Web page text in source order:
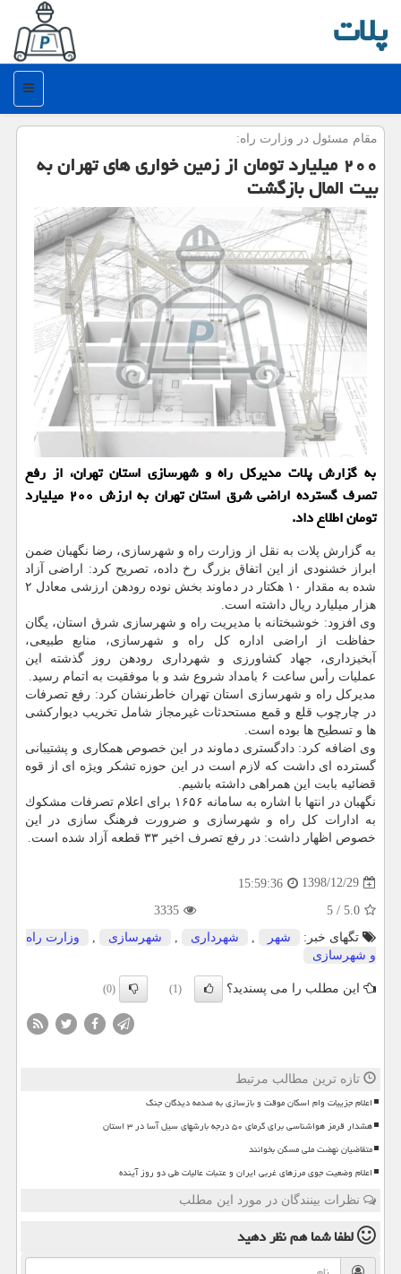
پلات
منو
مقام مسئول در وزارت راه:
۲۰۰ میلیارد تومان از زمین خواری های تهران به
بیت المال بازگشت
به گزارش پلات مدیركل راه و شهرسازی استان تهران، از رفع
تصرف گسترده اراضی شرق استان تهران به ارزش ۲۰۰ میلیارد
تومان اطلاع داد.
به گزارش پلات به نقل از وزارت راه و شهرسازی، رضا نگهبان ضمن
ابراز خشنودی از این اتفاق بزرگ رخ داده، تصریح كرد: اراضی آزاد
شده به مقدار ۱۰ هكتار در دماوند بخش نوده رودهن ارزشی معادل ۲
هزار میلیارد ریال داشته است.
وی افزود: خوشبختانه با مدیریت راه و شهرسازی شرق استان، یگان
حفاظت از اراضی اداره كل راه و شهرسازی، منابع طبیعی،
آبخیزداری، جهاد كشاورزی و شهرداری رودهن روز گذشته این
عملیات رأس ساعت ۶ بامداد شروع شد و با موفقیت به اتمام رسید.
مدیركل راه و شهرسازی استان تهران خاطرنشان كرد: رفع تصرفات
در چارچوب قلع و قمع مستحدثات غیرمجاز شامل تخریب دیواركشی
ها و تسطیح ها بوده است.
وی اضافه كرد: دادگستری دماوند در این خصوص همكاری و پشتیبانی
گسترده ای داشت كه لازم است در این حوزه تشكر ویژه ای از قوه
قضائیه بابت این همراهی داشته باشیم.
نگهبان در انتها با اشاره به سامانه ۱۶۵۶ برای اعلام تصرفات مشكوك
به ادارات كل راه و شهرسازی و ضرورت فرهنگ سازی در این
خصوص اظهار داشت: در رفع تصرف اخیر ۳۳ قطعه آزاد شده است.
1398/12/29
15:59:36
5.0
/
5
3335
تگهای خبر:
شهر شهرداری شهرسازی
وزارت راه
و شهرسازی
این مطلب را می پسندید؟ (1)
(0)
تازه ترین مطالب مرتبط
اعلام جزییات وام اسکان موقت و بازسازی به صدمه دیدگان جنگ
هشدار قرمز هواشناسی برای گرمای ۵۰ درجه بارشهای سیل آسا در ۳ استان
متقاضیان نهضت ملی مسکن بخوانند
اعلام وضعیت جوی مرزهای غربی ایران و عتبات عالیات طی دو روز آینده
نظرات بینندگان در مورد این مطلب
لطفا شما همنظر دهید